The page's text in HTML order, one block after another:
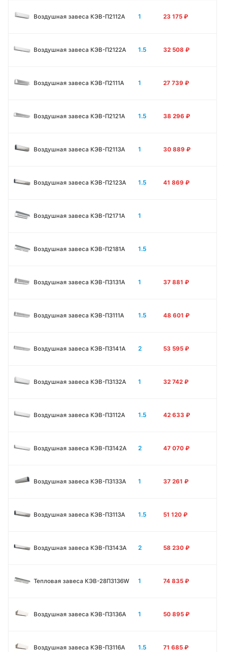
Воздушная завеса КЭВ-П2112А 1 23 175 ₽
Воздушная завеса КЭВ-П2122А 1.5 32 508 ₽
Воздушная завеса КЭВ-П2111A 1 27 739 ₽
Воздушная завеса КЭВ-П2121A 1.5 38 296 ₽
Воздушная завеса КЭВ-П2113A 1 30 889 ₽
Воздушная завеса КЭВ-П2123A 1.5 41 869 ₽
Воздушная завеса КЭВ-П2171A 1
Воздушная завеса КЭВ-П2181A 1.5
Воздушная завеса КЭВ-П3131A 1 37 881 ₽
Воздушная завеса КЭВ-П3111A 1.5 48 601 ₽
Воздушная завеса КЭВ-П3141A 2 53 595 ₽
Воздушная завеса КЭВ-П3132A 1 32 742 ₽
Воздушная завеса КЭВ-П3112A 1.5 42 633 ₽
Воздушная завеса КЭВ-П3142A 2 47 070 ₽
Воздушная завеса КЭВ-П3133А 1 37 261 ₽
Воздушная завеса КЭВ-П3113А 1.5 51 120 ₽
Воздушная завеса КЭВ-П3143А 2 58 230 ₽
Тепловая завеса КЭВ-28П3136W 1 74 835 ₽
Воздушная завеса КЭВ-П3136A 1 50 895 ₽
Воздушная завеса КЭВ-П3116A 1.5 71 685 ₽